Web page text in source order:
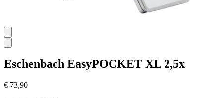
Eschenbach EasyPOCKET XL 2,5x
€ 73,90